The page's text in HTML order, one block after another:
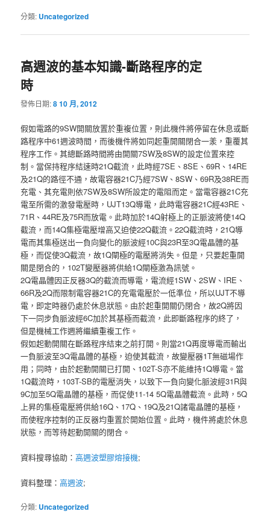
分類: Uncategorized
高週波的基本知識-斷路程序的定
時
發佈日期:8 10 月, 2012
假如電路的9SW開關放置於重複位置，則此機件將停留在休息或斷
路程序中61週波時間，而後機件將如同起重開關閉合一羕，重覆其
程序工作。其總斷路時間將由開關7SW及8SW的設定位置來控
制。當保持程序結速時21Q截流，此時經7SE、8SE、69R、14RE
及21Q的路徑不通，故電容器21C乃經7SW、8SW、69R及38RE而
充電、其充電則依7SW及8SW所設定的電阻而定。當電容器21C充
電至所需的激發電壓時，UJT13Q導電，此時電容器21C經43RE、
71R、44RE及75R而放電。此時加於14Q射極上的正脈波將使14Q
截流，而14Q集極電壓增高又迫使22Q截流。22Q截流時，21Q導
電而其集極送出一負向變化的脈波經10C與23R至3Q電晶體的基
極，而促使3Q截流，故1Q閘極的電壓將消失。但是，只要起重開
關是閉合的，102T變壓器將供給1Q閘極激為訊號。
2Q電晶體因正反器3Q的截流而導電，電流經1SW、2SW、IRE、
66R及2Q而限制電容器21C的充電電壓於一低準位，所以UJT不導
電，即定時器仍處於休息狀態。由於起重開關仍閉合，故2Q將因
下一同步負脈波經6C加於其基極而截流，此即斷路程序的終了，
但是機械工作週將繼續重複工作。
假如起動開關在斷路程序結束之前打開。則當21Q再度導電而輸出
一負脈波至3Q電晶體的基極，迫使其截流，故變壓器1T無磁場作
用；同時，由於起動開關已打開、102T-S亦不能維持1Q導電。當
1Q截流時，103T-SB的電壓消失，以致下一負向變化脈波經31R與
9C加至5Q電晶體的基極，而促使11-14 5Q電晶體截流。此時，5Q
上昇的集極電壓將供給16Q、17Q、19Q及21Q諸電晶體的基極，
而使程序控制的正反器均重置於開始位置。此時，機件將處於休息
狀態，而等待起動開關的閉合。
資料搜尋協助：高週波塑膠熔接機;
資料整理：高週波;
分類: Uncategorized